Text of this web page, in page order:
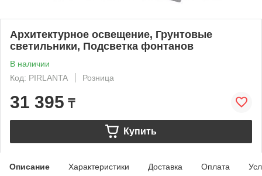
Архитектурное освещение, Грунтовые
светильники, Подсветка фонтанов
В наличии
Код: PIRLANTA
Розница
31 395 ₸
Купить
Описание Характеристики Доставка Оплата